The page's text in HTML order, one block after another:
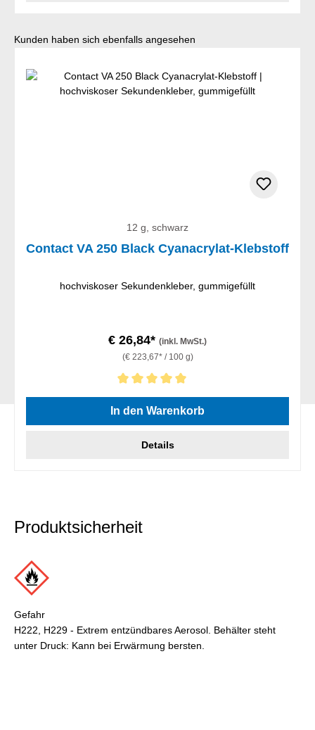
Produktgalerie überspringen
Kunden haben sich ebenfalls angesehen
12 g, schwarz
Contact VA 250 Black Cyanacrylat-Klebstoff
hochviskoser Sekundenkleber, gummigefüllt
€ 26,84* (inkl. MwSt.)
(€ 223,67* / 100 g)
Durchschnittliche Bewertung von 5 von 5 Sternen
In den Warenkorb
Details
Produktsicherheit
Gefahr
H222, H229 - Extrem entzündbares Aerosol. Behälter steht
unter Druck: Kann bei Erwärmung bersten.